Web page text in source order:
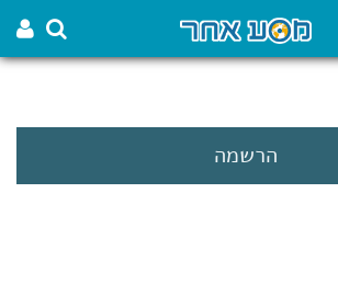
הרשמה